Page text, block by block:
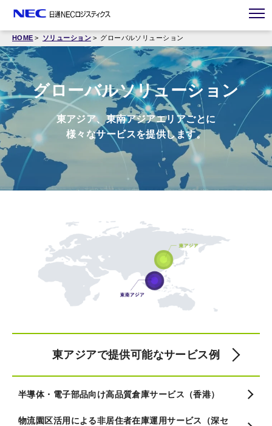
HOME ソリューション グローバルソリューション
グローバルソリューション
東アジア、東南アジアエリアごとに
様々なサービスを提供します。
東アジアで提供可能なサービス例
半導体・電子部品向け高品質倉庫サービス（香港）
物流園区活用による非居住者在庫運用サービス（深セ